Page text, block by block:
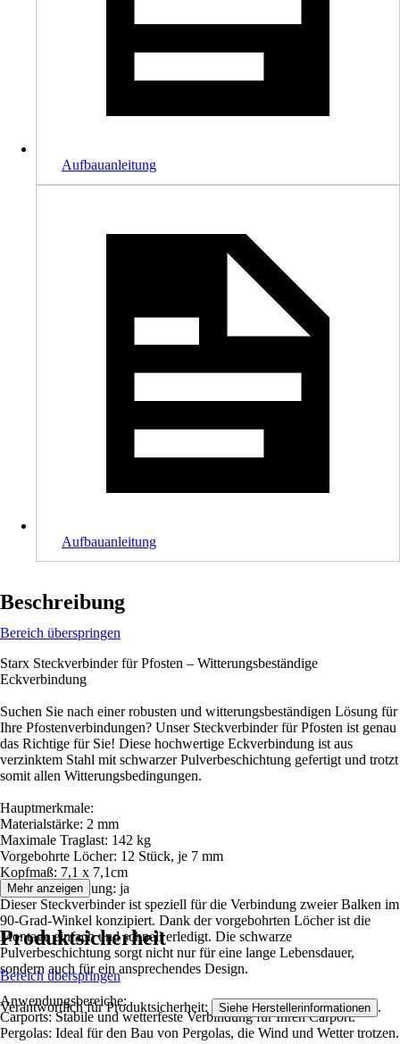
Aufbauanleitung
Aufbauanleitung
Beschreibung
Bereich überspringen
Starx Steckverbinder für Pfosten – Witterungsbeständige
Eckverbindung
Suchen Sie nach einer robusten und witterungsbeständigen Lösung für
Ihre Pfostenverbindungen? Unser Steckverbinder für Pfosten ist genau
das Richtige für Sie! Diese hochwertige Eckverbindung ist aus
verzinktem Stahl mit schwarzer Pulverbeschichtung gefertigt und trotzt
somit allen Witterungsbedingungen.
Hauptmerkmale:
Materialstärke: 2 mm
Maximale Traglast: 142 kg
Vorgebohrte Löcher: 12 Stück, je 7 mm
Kopfmaß: 7,1 x 7,1cm
CE Kennyeichnung: ja
Dieser Steckverbinder ist speziell für die Verbindung zweier Balken im
90-Grad-Winkel konzipiert. Dank der vorgebohrten Löcher ist die
Montage einfach und schnell erledigt. Die schwarze
Pulverbeschichtung sorgt nicht nur für eine lange Lebensdauer,
sondern auch für ein ansprechendes Design.
Anwendungsbereiche:
Carports: Stabile und wetterfeste Verbindung für Ihren Carport.
Pergolas: Ideal für den Bau von Pergolas, die Wind und Wetter trotzen.
Mehr anzeigen
Produktsicherheit
Bereich überspringen
Verantwortlich für Produktsicherheit: Siehe Herstellerinformationen .